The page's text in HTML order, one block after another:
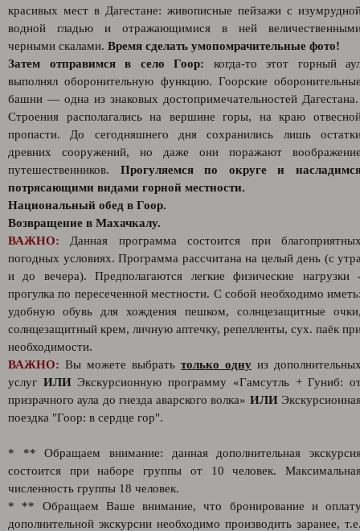
красивых мест в Дагестане: живописные пейзажи с
водной гладью и отражающимися в ней
черными скалами. Время сделать умопомрачительные фото!
Затем отправимся в село Гоор: когда-то этот горный
выполнял оборонительную функцию. Гоорские
башни — одна из знаковых достопримечательностей
Строения располагались на вершине горы, на краю
пропасти. До сегодняшнего дня сохранились лишь
древних сооружений, но даже они поражают
путешественников. Прогуляемся по округе и
потрясающими видами горной местности.
Национальный обед в Гоор.
Возвращение в Махачкалу.
ВАЖНО: Данная программа состоится при
погодных условиях. Программа рассчитана на целый день (с
и до вечера). Предполагаются легкие физические нагрузки
прогулка по пересеченной местности. С собой необходимо
удобную обувь для хождения пешком, солнцезащитные
солнцезащитный крем, личную аптечку, репелленты, сух. паёк
необходимости.
ВАЖНО: Вы можете выбрать только одну из
услуг ИЛИЭкскурсионную программу «Гамсутль + Гуниб:
призрачного аула до гнезда аварского волка» ИЛИ
поездка "Гоор: в сердце гор".
* ** Обращаем внимание: данная дополнительная
состоится при наборе группы от 10 человек.
численность группы 18 человек.
* ** Обращаем Ваше внимание, что бронирование и
дополнительной экскурсии необходимо производить заранее,